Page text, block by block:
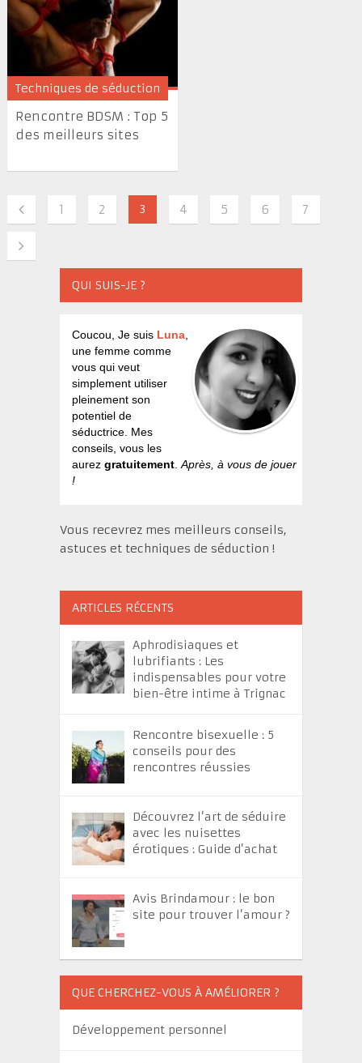
Techniques de séduction
Rencontre BDSM : Top 5
des meilleurs sites
1 2 3 4 5 6 7
QUI SUIS-JE ?
Coucou, Je suis Luna,
une femme comme
vous qui veut
simplement utiliser
pleinement son
potentiel de
séductrice. Mes
conseils, vous les
aurez gratuitement. Après, à vous de jouer
!
Vous recevrez mes meilleurs conseils,
astuces et techniques de séduction !
ARTICLES RÉCENTS
Aphrodisiaques et
lubrifiants : Les
indispensables pour votre
bien-être intime à Trignac
Rencontre bisexuelle : 5
conseils pour des
rencontres réussies
Découvrez l’art de séduire
avec les nuisettes
érotiques : Guide d’achat
Avis Brindamour : le bon
site pour trouver l’amour ?
QUE CHERCHEZ-VOUS À AMÉLIORER ?
Développement personnel